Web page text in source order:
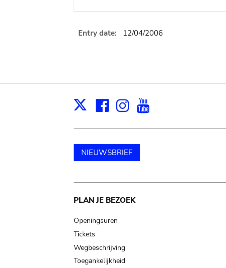
Entry date: 12/04/2006
X Facebook
Instagram
NIEUWSBRIEF
Main
navigation
PLAN JE BEZOEK
Openingsuren
Tickets
Wegbeschrijving
Toegankelijkheid